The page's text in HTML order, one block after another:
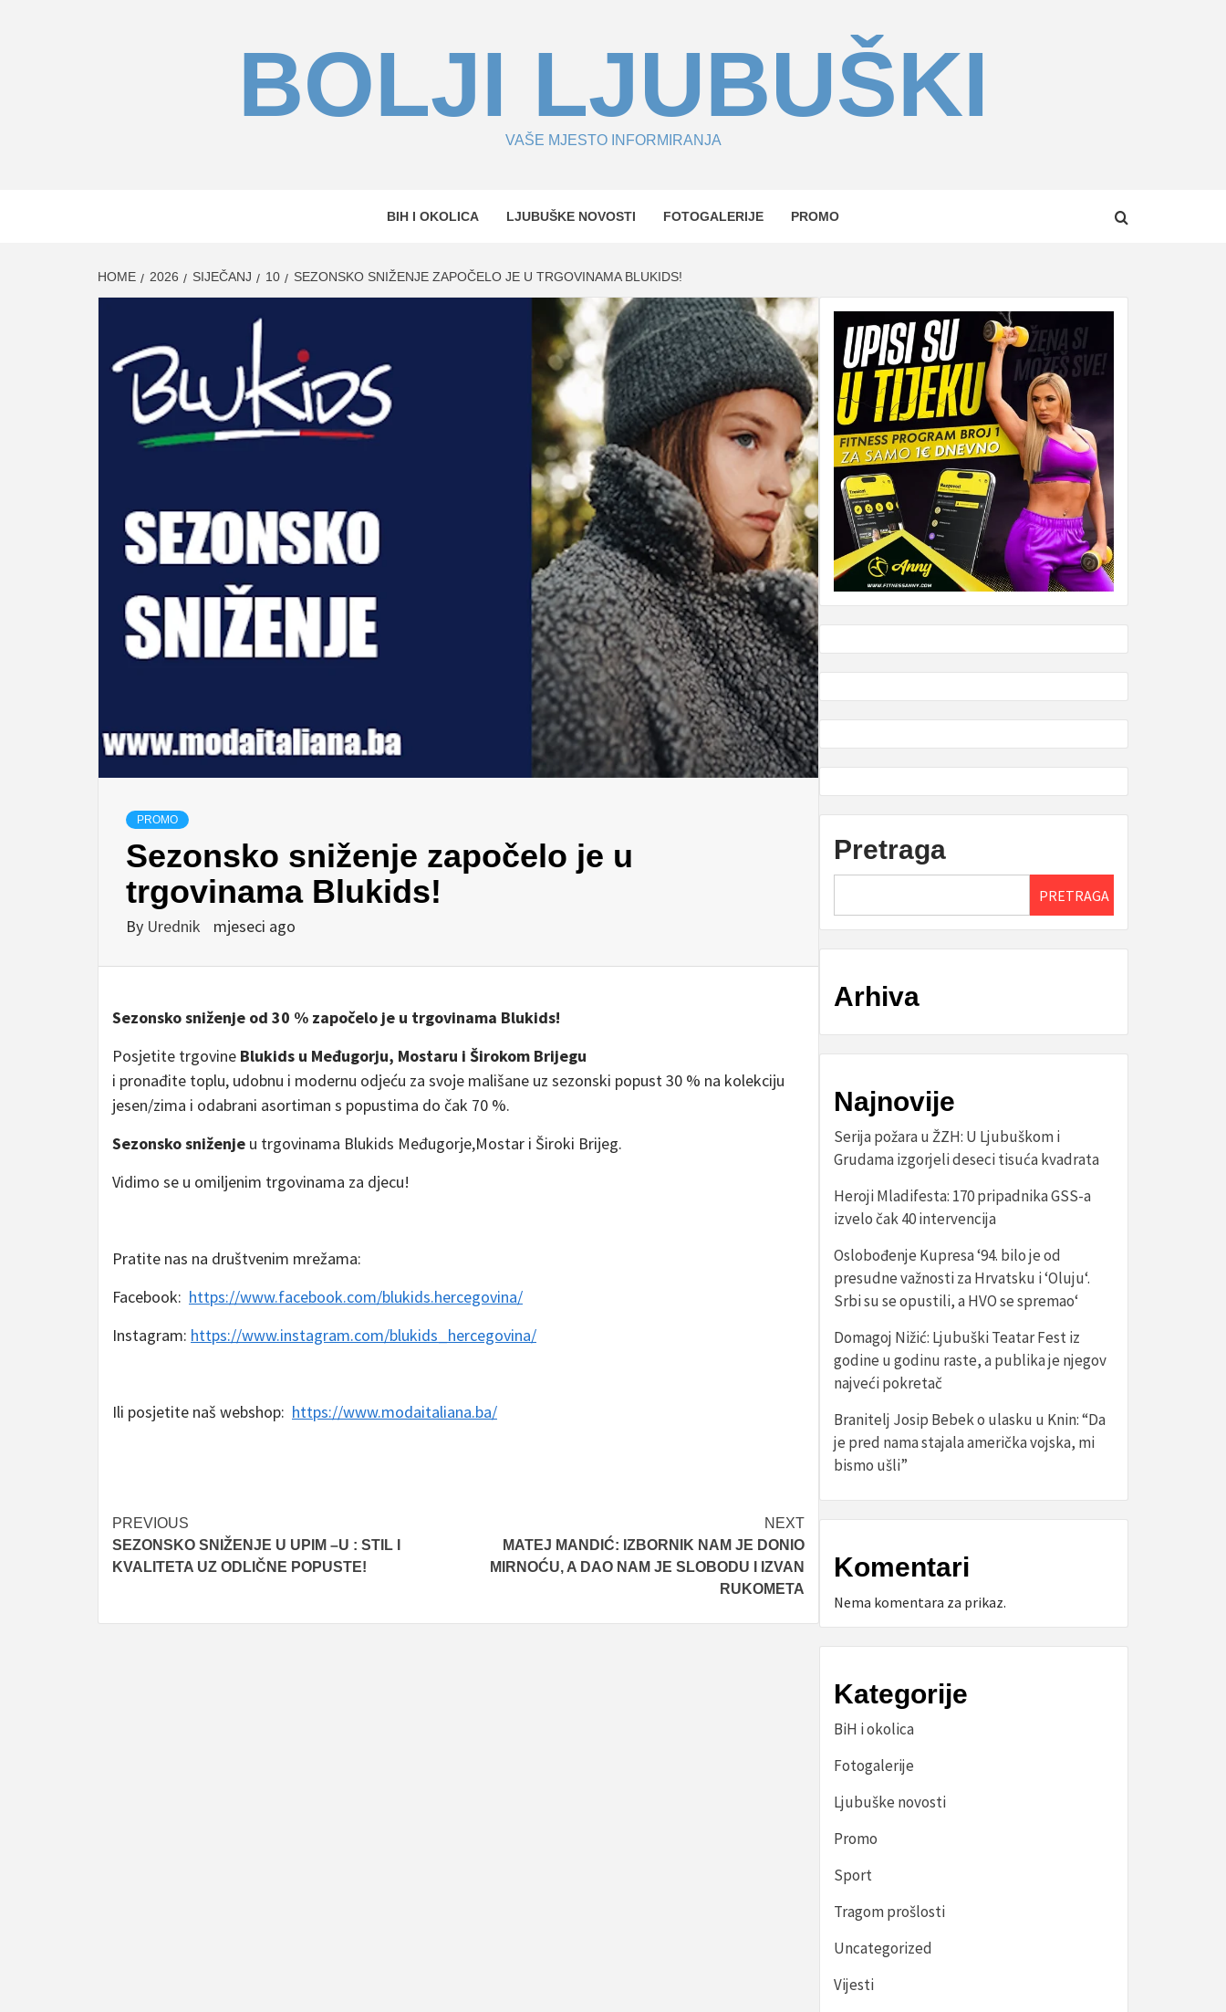
BOLJI LJUBUŠKI
VAŠE MJESTO INFORMIRANJA
BIH I OKOLICA LJUBUŠKE NOVOSTI FOTOGALERIJE PROMO
HOME 2026 SIJEČANJ 10 SEZONSKO SNIŽENJE ZAPOČELO JE U TRGOVINAMA BLUKIDS!
PROMO
Sezonsko sniženje započelo je u
trgovinama Blukids!
By Urednik mjeseci ago
Sezonsko sniženje od 30 % započelo je u trgovinama Blukids!
Posjetite trgovine Blukids u Međugorju, Mostaru i Širokom Brijegu
i pronađite toplu, udobnu i modernu odjeću za svoje mališane uz sezonski popust 30 % na kolekciju
jesen/zima i odabrani asortiman s popustima do čak 70 %.
Sezonsko sniženje u trgovinama Blukids Međugorje,Mostar i Široki Brijeg.
Vidimo se u omiljenim trgovinama za djecu!
Pratite nas na društvenim mrežama:
Facebook: https://www.facebook.com/blukids.hercegovina/
Instagram: https://www.instagram.com/blukids_hercegovina/
Ili posjetite naš webshop: https://www.modaitaliana.ba/
Post
navigation
PREVIOUS
SEZONSKO SNIŽENJE U UPIM –U : STIL I
KVALITETA UZ ODLIČNE POPUSTE!
NEXT
MATEJ MANDIĆ: IZBORNIK NAM JE DONIO
MIRNOĆU, A DAO NAM JE SLOBODU I IZVAN
RUKOMETA
Pretraga
PRETRAGA
Arhiva
Najnovije
Serija požara u ŽZH: U Ljubuškom i
Grudama izgorjeli deseci tisuća kvadrata
Heroji Mladifesta: 170 pripadnika GSS-a
izvelo čak 40 intervencija
Oslobođenje Kupresa ‘94. bilo je od
presudne važnosti za Hrvatsku i ‘Oluju‘.
Srbi su se opustili, a HVO se spremao‘
Domagoj Nižić: Ljubuški Teatar Fest iz
godine u godinu raste, a publika je njegov
najveći pokretač
Branitelj Josip Bebek o ulasku u Knin: “Da
je pred nama stajala američka vojska, mi
bismo ušli”
Komentari
Nema komentara za prikaz.
Kategorije
BiH i okolica
Fotogalerije
Ljubuške novosti
Promo
Sport
Tragom prošlosti
Uncategorized
Vijesti